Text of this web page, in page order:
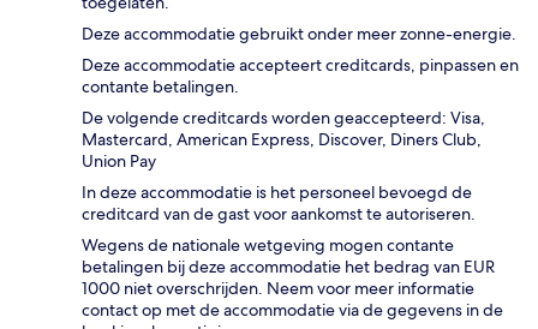
Deze accommodatie gebruikt onder meer zonne-energie.
Deze accommodatie accepteert creditcards, pinpassen en
contante betalingen.
De volgende creditcards worden geaccepteerd: Visa,
Mastercard, American Express, Discover, Diners Club,
Union Pay
In deze accommodatie is het personeel bevoegd de
creditcard van de gast voor aankomst te autoriseren.
Wegens de nationale wetgeving mogen contante
betalingen bij deze accommodatie het bedrag van EUR
1000 niet overschrijden. Neem voor meer informatie
contact op met de accommodatie via de gegevens in de